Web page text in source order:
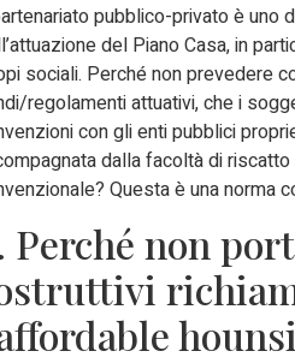
pubblico-privato è uno
del Piano Casa, in
sociali. Perché non prevedere
regolamenti attuativi, che i
con gli enti pubblici
dalla facoltà di
Questa è una norma
Perché non